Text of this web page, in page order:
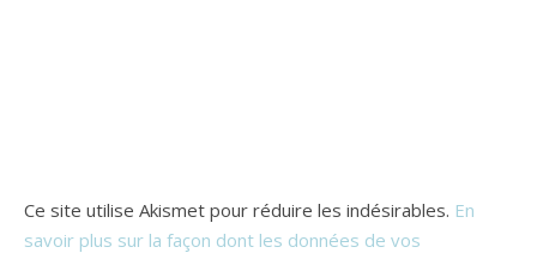
Ce site utilise Akismet pour réduire les indésirables. En
savoir plus sur la façon dont les données de vos